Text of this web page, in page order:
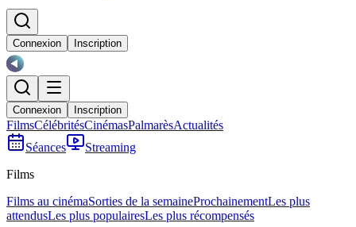
Connexion Inscription
Connexion Inscription
FilmsCélébritésCinémasPalmarèsActualités
Séances
Streaming
Films
Films au cinémaSorties de la semaineProchainementLes plus
attendusLes plus populairesLes plus récompensés